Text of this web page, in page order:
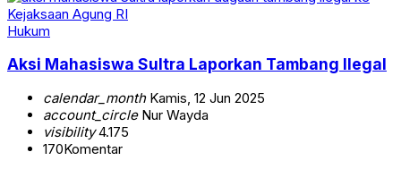
Hukum
Aksi Mahasiswa Sultra Laporkan Tambang Ilegal
calendar_monthKamis, 12 Jun 2025
account_circleNur Wayda
visibility4.175
170Komentar